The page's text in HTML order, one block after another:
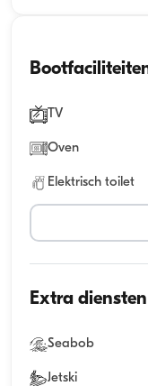
TV
Oven
Elektrisch toilet
Extra diensten
Seabob
Jetski